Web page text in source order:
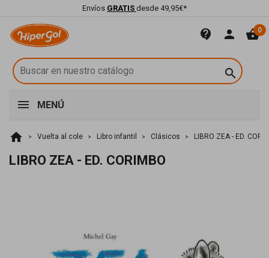
Envíos GRATIS desde 49,95€*
contact_support person shopping_basket0

MENÚ
home Vuelta al cole Libro infantil Clásicos LIBRO ZEA - ED.
LIBRO ZEA - ED. CORIMBO